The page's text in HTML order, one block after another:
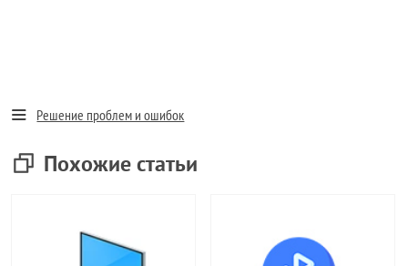
Решение проблем и ошибок
Похожие статьи